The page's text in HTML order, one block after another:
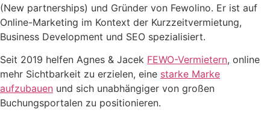
(New partnerships) und Gründer von Fewolino. Er ist auf
Online-Marketing im Kontext der Kurzzeitvermietung,
Business Development und SEO spezialisiert.
Seit 2019 helfen Agnes & Jacek FEWO-Vermietern, online
mehr Sichtbarkeit zu erzielen, eine starke Marke
aufzubauen und sich unabhängiger von großen
Buchungsportalen zu positionieren.